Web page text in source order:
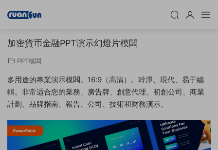
加密貨币金融PPT演示幻燈片模闆
PPT模闆
多用途的專業演示模闆。16:9（高清）。幹淨、現代、易于編
輯。非常适合您的業務、廣告牌、創意代理、初創公司、商業
計劃、品牌指南、報告、公司、技術和财務演示。